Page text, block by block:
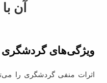
آن
ویژگی‌های
اثرات منفی گردشگری را